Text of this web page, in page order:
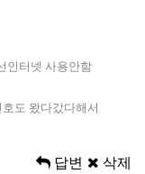
인터넷 사용안함
도 왔다갔다해서
답변 삭제